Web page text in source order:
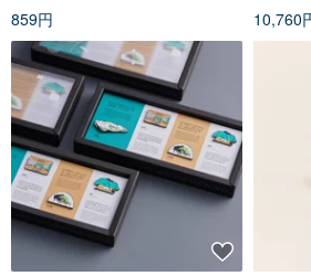
859円
10,760